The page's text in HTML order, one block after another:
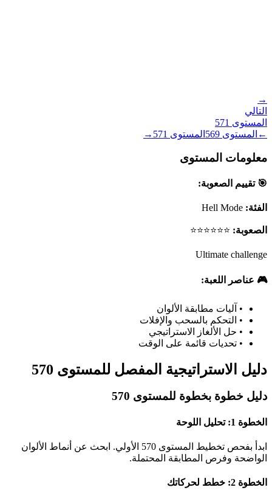
→
التالي
المستوى 571
← المستوى 569 المستوى 571
→
معلومات المستوى
🎯 تقييم الصعوبة:
الفئة: Hell Mode
الصعوبة: ⭐⭐⭐⭐⭐⭐
Ultimate challenge
🎮 عناصر اللعبة:
• آليات مطابقة الألوان
• التحكم بالسحب والإفلات
• حل الألغاز الاستراتيجي
• تحديات قائمة على الوقت
دليل الاستراتيجية المفصل للمستوى 570
دليل خطوة بخطوة للمستوى 570
الخطوة 1: تحليل اللوحة
ابدأ بفحص تخطيط المستوى 570 الأولي. ابحث عن أنماط الألوان
الواضحة وفرص المطابقة المحتملة.
الخطوة 2: خطط لحركاتك